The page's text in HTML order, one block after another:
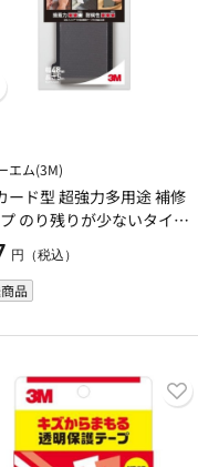
エム(3M)
ード型 超強力多用途 補修
のり残りが少ないタイプ
円（税込）
品